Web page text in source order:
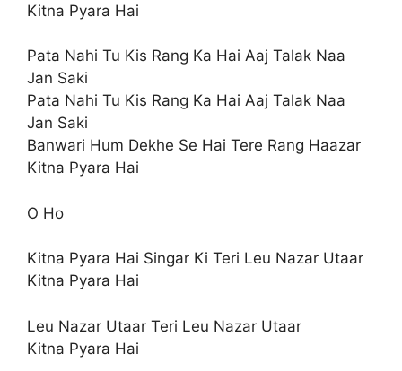
Kitna Pyara Hai
Pata Nahi Tu Kis Rang Ka Hai Aaj Talak Naa
Jan Saki
Pata Nahi Tu Kis Rang Ka Hai Aaj Talak Naa
Jan Saki
Banwari Hum Dekhe Se Hai Tere Rang Haazar
Kitna Pyara Hai
O Ho
Kitna Pyara Hai Singar Ki Teri Leu Nazar Utaar
Kitna Pyara Hai
Leu Nazar Utaar Teri Leu Nazar Utaar
Kitna Pyara Hai